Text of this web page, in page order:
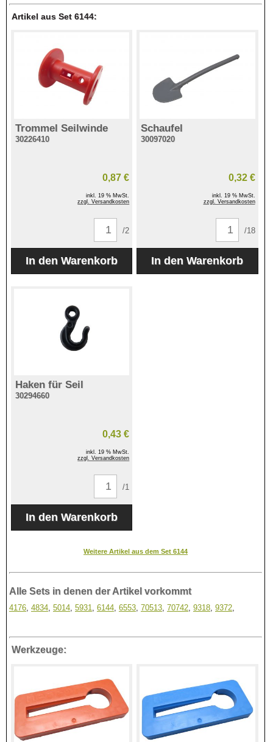
Artikel aus Set 6144:
Trommel Seilwinde
30226410
0,87 €
inkl. 19 % MwSt.
zzgl. Versandkosten
/2
Schaufel
30097020
0,32 €
inkl. 19 % MwSt.
zzgl. Versandkosten
/18
Haken für Seil
30294660
0,43 €
inkl. 19 % MwSt.
zzgl. Versandkosten
/1
Weitere Artikel aus dem Set 6144
Alle Sets in denen der Artikel vorkommt
4176 4834 5014 5931 6144 6553 70513 70742 9318 9372
Werkzeuge: